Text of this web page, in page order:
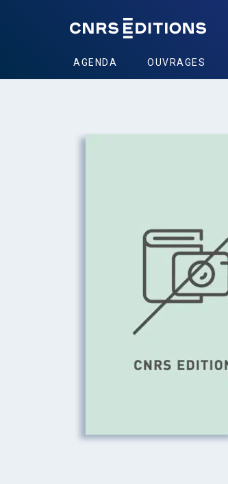
AGENDA OUVRAGES